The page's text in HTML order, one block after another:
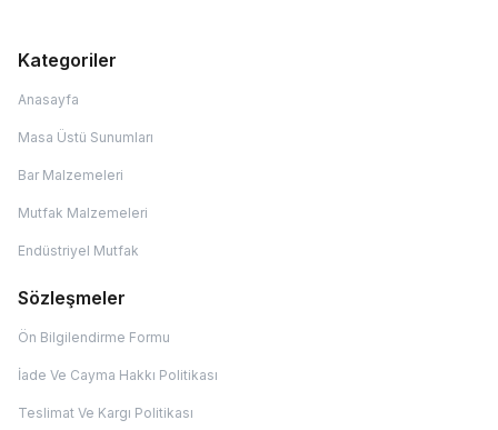
Kategoriler
Anasayfa
Masa Üstü Sunumları
Bar Malzemeleri
Mutfak Malzemeleri
Endüstriyel Mutfak
Sözleşmeler
Ön Bilgilendirme Formu
İade Ve Cayma Hakkı Politikası
Teslimat Ve Kargı Politikası